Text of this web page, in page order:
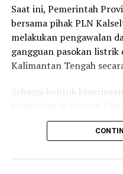
Lebih lanjut, Gubernur H.
rehabilitasi hutan melalui
produktif yang dapat
bagi masyarakat sekitar.
tanaman produktif
Selain itu, Gubernur H.
hektare hutan di Kalsel
melalui pengembangan
Saat ini, Pemerintah
bersama pihak PLN
melakukan pengawalan
gangguan pasokan
Kalimantan Tengah
Sebagai bentuk
Kalimantan Selatan, H
melakukan pertemuan